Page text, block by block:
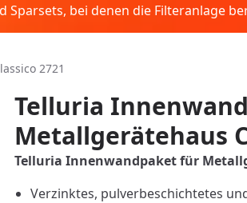
Sparsets, bei denen die Filteranlage
2721
Telluria
Metallgerätehaus
Telluria Innenwandpaket für
Verzinktes, pulverbeschichtetes